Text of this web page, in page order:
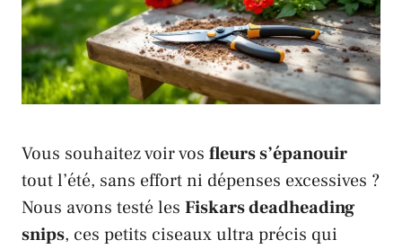
Vous souhaitez voir vos fleurs s’épanouir
tout l’été, sans effort ni dépenses excessives ?
Nous avons testé les Fiskars deadheading
snips, ces petits ciseaux ultra précis qui